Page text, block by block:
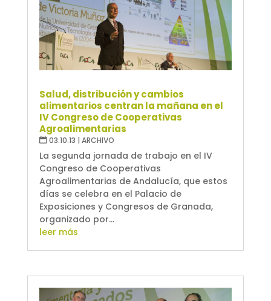
Salud, distribución y cambios
alimentarios centran la mañana en el
IV Congreso de Cooperativas
Agroalimentarias
03.10.13 | ARCHIVO
La segunda jornada de trabajo en el IV
Congreso de Cooperativas
Agroalimentarias de Andalucía, que estos
días se celebra en el Palacio de
Exposiciones y Congresos de Granada,
organizado por...
leer más